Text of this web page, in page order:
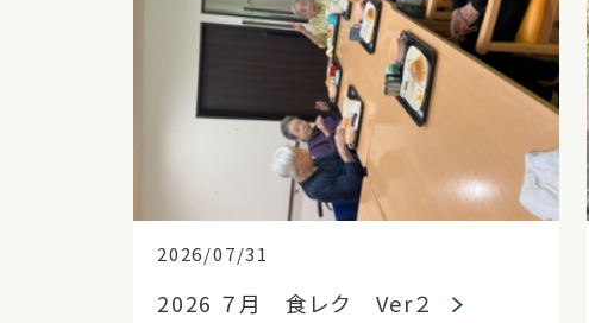
2026/07/31
2026 ７月 食レク Ver２